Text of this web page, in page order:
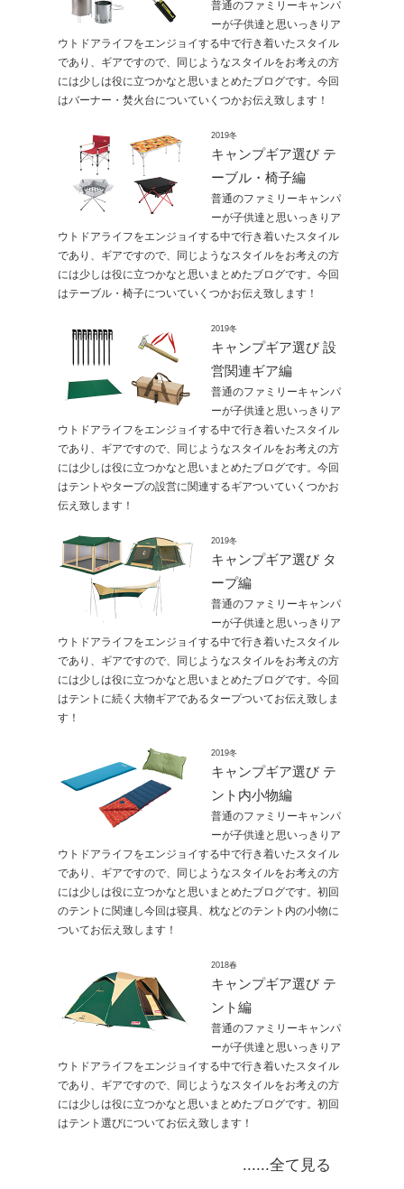
普通のファミリーキャンパ
ーが子供達と思いっきりア
ウトドアライフをエンジョイする中で行き着いたスタイル
であり、ギアですので、同じようなスタイルをお考えの方
には少しは役に立つかなと思いまとめたブログです。今回
はバーナー・焚火台についていくつかお伝え致します！
2019冬
キャンプギア選び テ
ーブル・椅子編
普通のファミリーキャンパ
ーが子供達と思いっきりア
ウトドアライフをエンジョイする中で行き着いたスタイル
であり、ギアですので、同じようなスタイルをお考えの方
には少しは役に立つかなと思いまとめたブログです。今回
はテーブル・椅子についていくつかお伝え致します！
2019冬
キャンプギア選び 設
営関連ギア編
普通のファミリーキャンパ
ーが子供達と思いっきりア
ウトドアライフをエンジョイする中で行き着いたスタイル
であり、ギアですので、同じようなスタイルをお考えの方
には少しは役に立つかなと思いまとめたブログです。今回
はテントやタープの設営に関連するギアついていくつかお
伝え致します！
2019冬
キャンプギア選び タ
ープ編
普通のファミリーキャンパ
ーが子供達と思いっきりア
ウトドアライフをエンジョイする中で行き着いたスタイル
であり、ギアですので、同じようなスタイルをお考えの方
には少しは役に立つかなと思いまとめたブログです。今回
はテントに続く大物ギアであるタープついてお伝え致しま
す！
2019冬
キャンプギア選び テ
ント内小物編
普通のファミリーキャンパ
ーが子供達と思いっきりア
ウトドアライフをエンジョイする中で行き着いたスタイル
であり、ギアですので、同じようなスタイルをお考えの方
には少しは役に立つかなと思いまとめたブログです。初回
のテントに関連し今回は寝具、枕などのテント内の小物に
ついてお伝え致します！
2018春
キャンプギア選び テ
ント編
普通のファミリーキャンパ
ーが子供達と思いっきりア
ウトドアライフをエンジョイする中で行き着いたスタイル
であり、ギアですので、同じようなスタイルをお考えの方
には少しは役に立つかなと思いまとめたブログです。初回
はテント選びについてお伝え致します！
......全て見る